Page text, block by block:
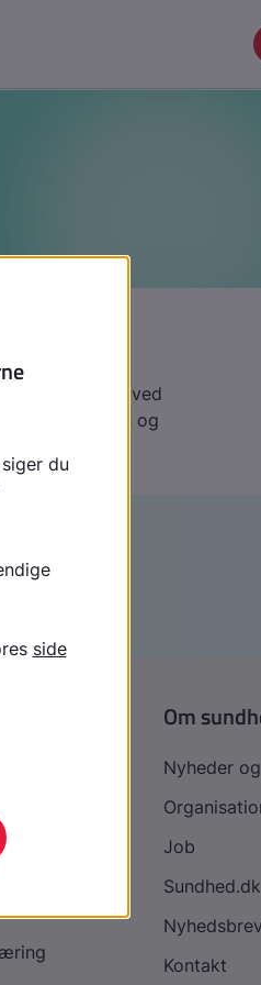
gør ved
typiske tegn og